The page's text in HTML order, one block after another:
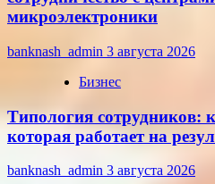
микроэлектроники
banknash_admin 3 августа 2026
Бизнес
Типология сотрудников:
которая работает на
banknash_admin 3 августа 2026